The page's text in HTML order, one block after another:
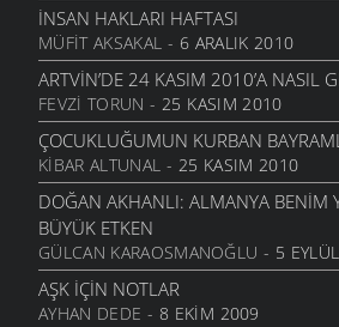
DIL YALNIZ INSANLARA ÖZGÜ DEĞIL
BILIM- 23 EYLÜL 2008
YENI İKI KUTUPLU DÜNYA
POLITIKA- 16 AĞUSTOS 2008
CANLILARIN YAŞAM DAYANAĞI : SU
DOĞA VE YAŞAM - 14 AĞUSTOS 2008
ÇAĞLAYAN DERESI AKMAN VE
ŞAVŞAT GÜNDEMI
FINDIKLI DERELERI PLATFORMU :
?
DOĞA VE YAŞAM - 8 AĞUSTOS 2008
İNSAN HAKLARI HAFTASI
MÜFIT AKSAKAL - 6 ARALIK 2010
ARTVIN’DE 24 KASIM 2010’A NASIL
FEVZI TORUN - 25 KASIM 2010
ÇOCUKLUĞUMUN KURBAN
KIBAR ALTUNAL - 25 KASIM 2010
DOĞAN AKHANLI: ALMANYA BENIM
BÜYÜK ETKEN
GÜLCAN KARAOSMANOĞLU - 5
AŞK İÇIN NOTLAR
AYHAN DEDE - 8 EKIM 2009